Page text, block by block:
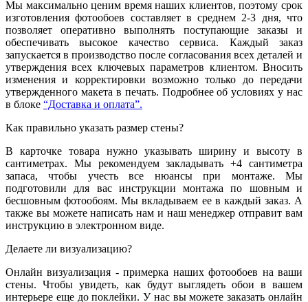
Мы максимально ценим время наших клиентов, поэтому срок
изготовления фотообоев составляет в среднем 2-3 дня, что
позволяет оперативно выполнять поступающие заказы и
обеспечивать высокое качество сервиса. Каждый заказ
запускается в производство после согласования всех деталей и
утверждения всех ключевых параметров клиентом. Вносить
изменения и корректировки возможно только до передачи
утвержденного макета в печать. Подробнее об условиях у нас
в блоке “Доставка и оплата”.
Как правильно указать размер стены?
В карточке товара нужно указывать ширину и высоту в
сантиметрах. Мы рекомендуем закладывать +4 сантиметра
запаса, чтобы учесть все нюансы при монтаже. Мы
подготовили для вас инструкции монтажа по шовным и
бесшовным фотообоям. Мы вкладываем ее в каждый заказ. А
также вы можете написать нам и наш менеджер отправит вам
инструкцию в электронном виде.
Делаете ли визуализацию?
Онлайн визуализация - примерка наших фотообоев на ваши
стены. Чтобы увидеть, как будут выглядеть обои в вашем
интерьере еще до поклейки. У нас вы можете заказать онлайн